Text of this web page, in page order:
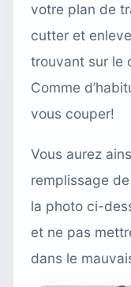
votre plan de
cutter et
trouvant sur le
Comme
vous couper!
Vous aurez
remplissage
la photo ci-
et ne pas
dans le